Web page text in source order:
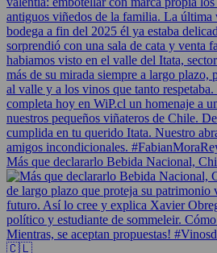
Más que declararlo Bebida Nacional,